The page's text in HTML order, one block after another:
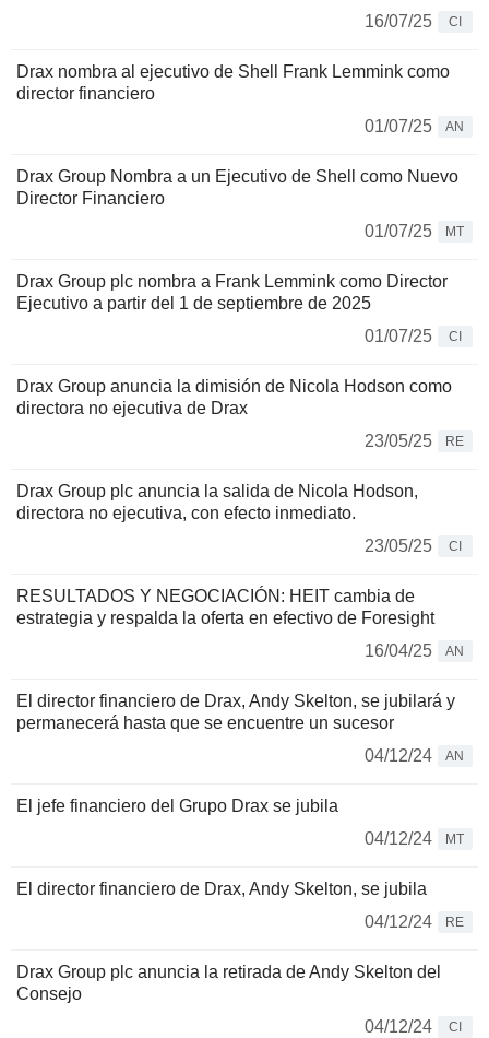
16/07/25
CI
Drax nombra al ejecutivo de Shell Frank Lemmink como
director financiero
01/07/25
AN
Drax Group Nombra a un Ejecutivo de Shell como Nuevo
Director Financiero
01/07/25
MT
Drax Group plc nombra a Frank Lemmink como Director
Ejecutivo a partir del 1 de septiembre de 2025
01/07/25
CI
Drax Group anuncia la dimisión de Nicola Hodson como
directora no ejecutiva de Drax
23/05/25
RE
Drax Group plc anuncia la salida de Nicola Hodson,
directora no ejecutiva, con efecto inmediato.
23/05/25
CI
RESULTADOS Y NEGOCIACIÓN: HEIT cambia de
estrategia y respalda la oferta en efectivo de Foresight
16/04/25
AN
El director financiero de Drax, Andy Skelton, se jubilará y
permanecerá hasta que se encuentre un sucesor
04/12/24
AN
El jefe financiero del Grupo Drax se jubila
04/12/24
MT
El director financiero de Drax, Andy Skelton, se jubila
04/12/24
RE
Drax Group plc anuncia la retirada de Andy Skelton del
Consejo
04/12/24
CI